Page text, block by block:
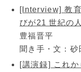
[Interview] 教
びが21 世紀の
豊福晋平
聞き手・文：砂
[講演録] これ